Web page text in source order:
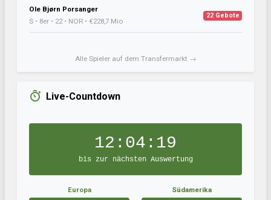
Ole Bjørn Porsanger
S • 8er • 22 • NOR • €228,7 Mio
22 Gebote
Alle Spieler auf dem Transfermarkt →
Live-Countdown
12:04:19
bis zur nächsten Auswertung
Europa
Südamerika